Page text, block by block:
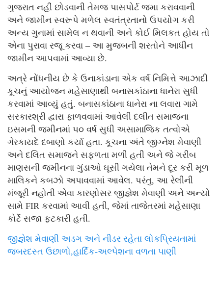
ગુજરાત નહીં છોડવાની તેમજ પાસપોર્ટ જમા કરાવવાની
અને જામીન સ્વરૂપે મળેલ સ્વતંત્રતાનો ઉપયોગ કરી
અન્ય ગુનામાં સામેલ ન થવાની અને કોઈ મિલકત હોય તો
એના પુરાવા રજૂ કરવા – આ મુજબની શરતોને આધીન
જામીન આપવામાં આવ્યા છે.
અત્રે નોંધનીય છે કે ઉનાકાંડાના એક વર્ષ નિમિત્તે આઝાદી
કૂચનું આયોજન મહેસાણાથી બનાસકાંઠાના ધાનેરા સુધી
કરવામાં આવ્યું હતું. બનાસકાંઠાના ધાનેરા ના લવારા ગામે
સરકારશ્રી દ્વારા ફાળવવામાં આવેલી દલીત સમાજના
ઇસમની જમીનમાં ૫૦ વર્ષ સુધી અસામાજિક તત્વોએ
ગેરકાયદે દબાણો કર્યા હતા. કૂચના અંતે જીગ્નેશ મેવાણી
અને દલિત સમાજને સફળતા મળી હતી અને જે ગરીબ
માણસની જમીનના ગુંડાઓ ઘૂસી ગયેલા તેમને દૂર કરી મૂળ
માલિકને કબઝો અપાવવામાં આવેલ. પરંતુ, આ રેલીની
મંજૂરી નહોતી એવા કારણોસર જીજ્ઞેશ મેવાણી અને અન્યો
સામે FIR કરવામાં આવી હતી, જેમાં તાજેતરમાં મહેસાણા
કોર્ટે સજા ફટકારી હતી.
જીજ્ઞેશ મેવાણી અડગ અને નીડર રહેતા લોકપ્રિયતામાં
જબરદસ્ત ઉછાળો,હાર્દિક-અલ્પેશના વળતા પાણી